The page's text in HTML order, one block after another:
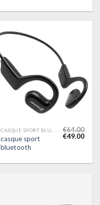
casque sport
bluetooth
€64.00
€49.00